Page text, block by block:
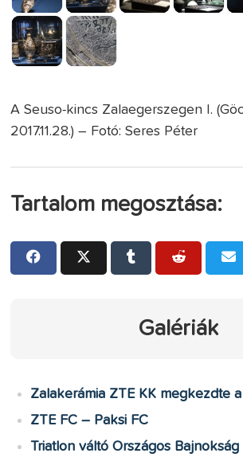
A Seuso-kincs Zalaegerszegen I.
2017.11.28.) – Fotó: Seres Péter
Tartalom megosztása:
Galériák
Zalakerámia ZTE KK megkezdte
ZTE FC – Paksi FC
Triatlon váltó Országos Bajnokság